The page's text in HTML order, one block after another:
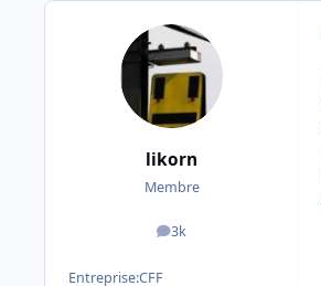
likorn
Membre
3k
messages
Entreprise:CFF